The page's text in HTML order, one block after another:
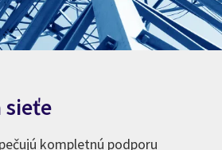
sieťe
kompletnú podporu